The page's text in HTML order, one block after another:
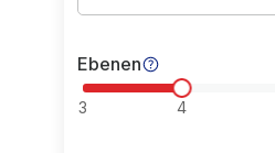
Ebenen
3 4